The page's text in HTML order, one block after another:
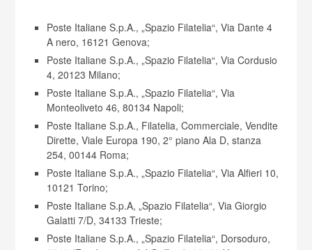
Poste Italiane S.p.A., „Spazio Filatelia“, Via Dante 4
A nero, 16121 Genova;
Poste Italiane S.p.A., „Spazio Filatelia“, Via Cordusio
4, 20123 Milano;
Poste Italiane S.p.A., „Spazio Filatelia“, Via
Monteoliveto 46, 80134 Napoli;
Poste Italiane S.p.A., Filatelia, Commerciale, Vendite
Dirette, Viale Europa 190, 2° piano Ala D, stanza
254, 00144 Roma;
Poste Italiane S.p.A., „Spazio Filatelia“, Via Alfieri 10,
10121 Torino;
Poste Italiane S.p.A, „Spazio Filatelia“, Via Giorgio
Galatti 7/D, 34133 Trieste;
Poste Italiane S.p.A., „Spazio Filatelia“, Dorsoduro,